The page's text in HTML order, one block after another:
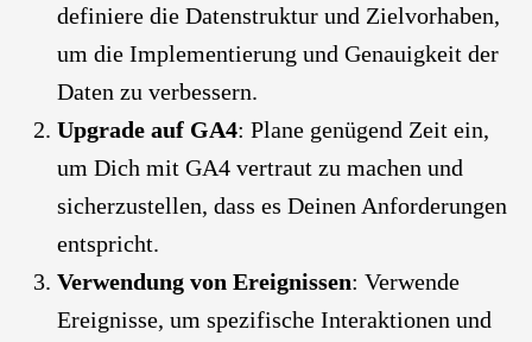
definiere die Datenstruktur und Zielvorhaben,
um die Implementierung und Genauigkeit der
Daten zu verbessern.
Upgrade auf GA4: Plane genügend Zeit ein,
um Dich mit GA4 vertraut zu machen und
sicherzustellen, dass es Deinen Anforderungen
entspricht.
Verwendung von Ereignissen: Verwende
Ereignisse, um spezifische Interaktionen und